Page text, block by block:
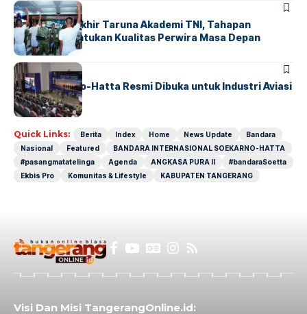
BERITA
Sidang Pantukhir Taruna Akademi TNI, Tahapan
Strategis Tentukan Kualitas Perwira Masa Depan
BANDARA BERITA
IALC Soekarno-Hatta Resmi Dibuka untuk Industri Aviasi
Dunia
Quick Links: Berita Index Home News Update
Bandara
Nasional
Featured
BANDARA INTERNASIONAL SOEKARNO-HATTA
#pasangmatatelinga
Agenda ANGKASA PURA II
#bandaraSoetta
Ekbis Pro
Komunitas & Lifestyle KABUPATEN TANGERANG
Visi Dan Misi TangerangOnline.id: